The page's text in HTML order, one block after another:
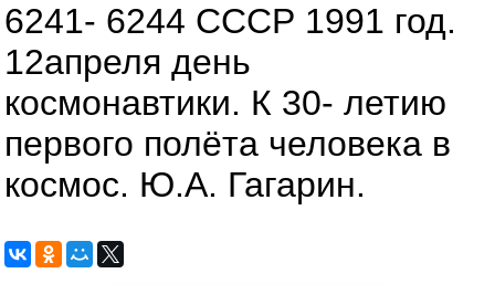
6241- 6244 СССР 1991 год.
12апреля день
космонавтики. К 30- летию
первого полёта человека в
космос. Ю.А. Гагарин.